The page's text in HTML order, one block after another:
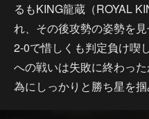
るもKING龍蔵（ROYAL
れ、その後攻勢の姿勢を
2-0で惜しくも判定負け喫
への戦いは失敗に終わっ
為にしっかりと勝ち星を掴